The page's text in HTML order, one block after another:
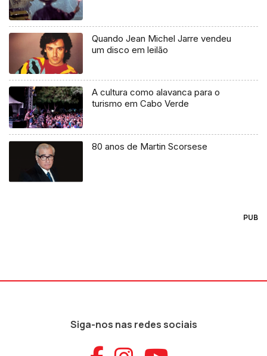
Quando Jean Michel Jarre vendeu
um disco em leilão
A cultura como alavanca para o
turismo em Cabo Verde
80 anos de Martin Scorsese
PUB
Siga-nos nas redes sociais